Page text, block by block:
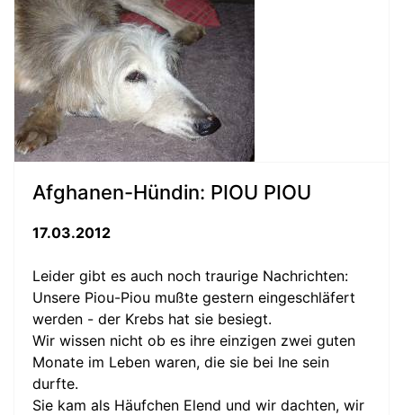
Afghanen-Hündin: PIOU PIOU
17.03.2012
Leider gibt es auch noch traurige Nachrichten:
Unsere Piou-Piou mußte gestern eingeschläfert
werden - der Krebs hat sie besiegt.
Wir wissen nicht ob es ihre einzigen zwei guten
Monate im Leben waren, die sie bei Ine sein
durfte.
Sie kam als Häufchen Elend und wir dachten, wir